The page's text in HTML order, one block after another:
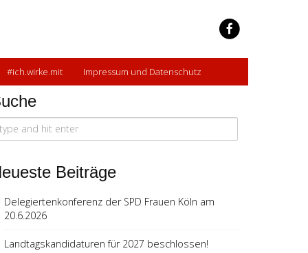
#ich.wirke.mit Impressum und Datenschutz
Beiträge
Delegiertenkonferenz der SPD Frauen Köln am
20.6.2026
Landtagskandidaturen für 2027 beschlossen!